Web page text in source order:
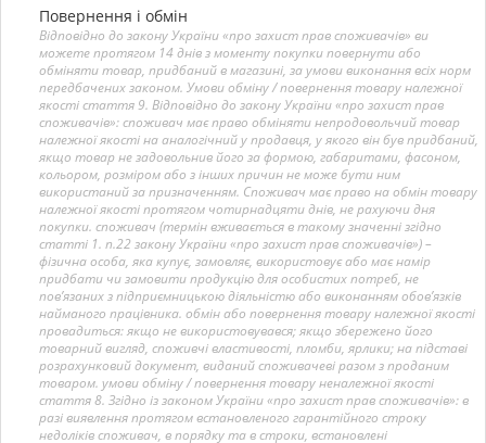
Повернення і обмін
Відповідно до закону України «про захист прав споживачів» ви
можете протягом 14 днів з моменту покупки повернути або
обміняти товар, придбаний в магазині, за умови виконання всіх норм
передбачених законом. Умови обміну / повернення товару належної
якості стаття 9. Відповідно до закону України «про захист прав
споживачів»: споживач має право обміняти непродовольчий товар
належної якості на аналогічний у продавця, у якого він був придбаний,
якщо товар не задовольнив його за формою, габаритами, фасоном,
кольором, розміром або з інших причин не може бути ним
використаний за призначенням. Споживач має право на обмін товару
належної якості протягом чотирнадцяти днів, не рахуючи дня
покупки. споживач (термін вживається в такому значенні згідно
статті 1. п.22 закону України «про захист прав споживачів») –
фізична особа, яка купує, замовляє, використовує або має намір
придбати чи замовити продукцію для особистих потреб, не
пов’язаних з підприємницькою діяльністю або виконанням обов’язків
найманого працівника. обмін або повернення товару належної якості
провадиться: якщо не використовувався; якщо збережено його
товарний вигляд, споживчі властивості, пломби, ярлики; на підставі
розрахунковий документ, виданий споживачеві разом з проданим
товаром. умови обміну / повернення товару неналежної якості
стаття 8. Згідно із законом України «про захист прав споживачів»: в
разі виявлення протягом встановленого гарантійного строку
недоліків споживач, в порядку та в строки, встановлені